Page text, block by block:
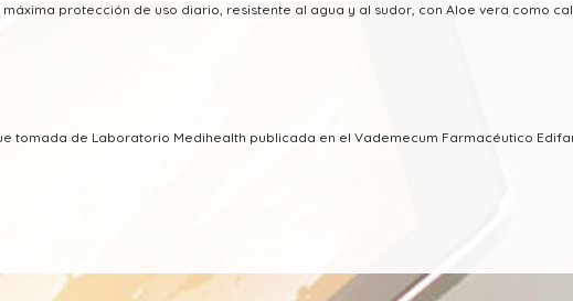
protección de uso diario, resistente al agua y al sudor, con Aloe vera como
tomada de Laboratorio Medihealth publicada en el Vademecum Farmacéutico